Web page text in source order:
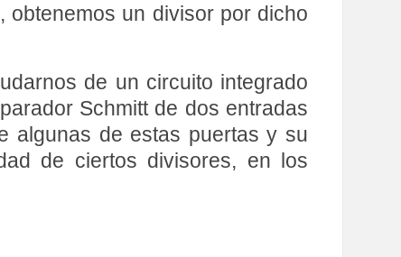
un divisor por dicho
de un circuito integrado
Schmitt de dos entradas
algunas de estas puertas y su
de ciertos divisores, en los